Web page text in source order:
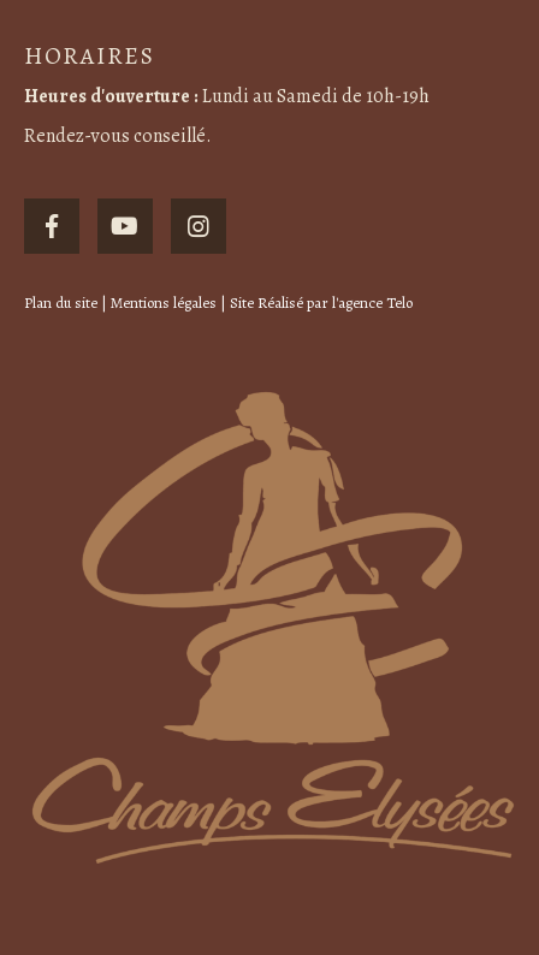
HORAIRES
Heures d'ouverture :Lundi au Samedi de 10h-19h
Rendez-vous conseillé.
Plan du site | Mentions légales | Site Réalisé parl'agence Telo